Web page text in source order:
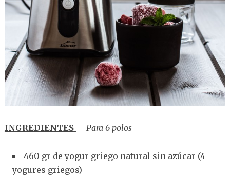
INGREDIENTES – Para 6 polos
460 gr de yogur griego natural sin azúcar (4
yogures griegos)